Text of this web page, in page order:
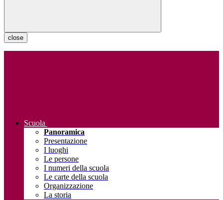
close
Scuola
Panoramica
Presentazione
I luoghi
Le persone
I numeri della scuola
Le carte della scuola
Organizzazione
La storia